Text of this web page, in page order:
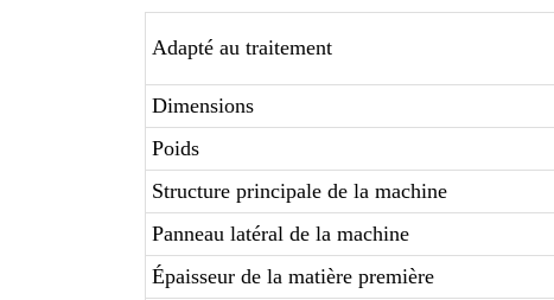
Adapté au traitement
Dimensions
Poids
Structure principale de la machine
Panneau latéral de la machine
Épaisseur de la matière première